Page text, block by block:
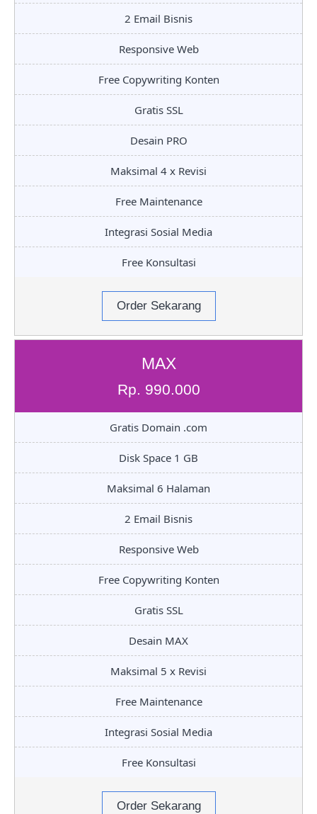
2 Email Bisnis
Responsive Web
Free Copywriting Konten
Gratis SSL
Desain PRO
Maksimal 4 x Revisi
Free Maintenance
Integrasi Sosial Media
Free Konsultasi
Order Sekarang
MAX
Rp. 990.000
Gratis Domain .com
Disk Space 1 GB
Maksimal 6 Halaman
2 Email Bisnis
Responsive Web
Free Copywriting Konten
Gratis SSL
Desain MAX
Maksimal 5 x Revisi
Free Maintenance
Integrasi Sosial Media
Free Konsultasi
Order Sekarang